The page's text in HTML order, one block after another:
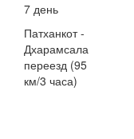
7 день
Патханкот -
Дхарамсала
переезд (95
км/3 часа)